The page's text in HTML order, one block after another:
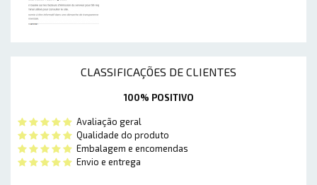
CLASSIFICAÇÕES DE CLIENTES
100% POSITIVO
Avaliação geral
Qualidade do produto
Embalagem e encomendas
Envio e entrega